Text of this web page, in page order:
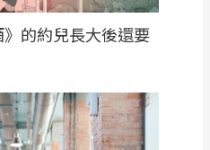
的約兒長大後還要